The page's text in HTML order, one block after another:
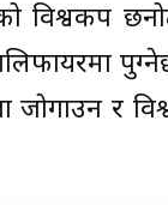
विश्वकप
जोगाउन र